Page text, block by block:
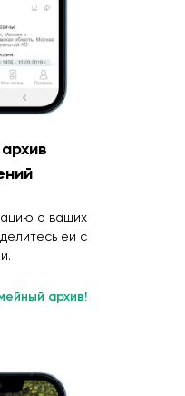
о ваших
ей с
архив!